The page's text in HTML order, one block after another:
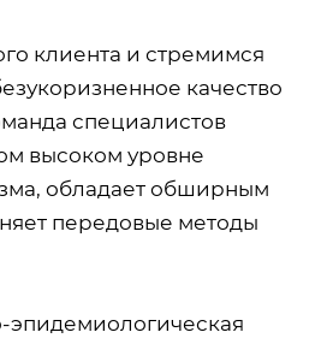
клиента и стремимся
качество
специалистов
высоком уровне
обладает обширным
передовые методы
эпидемиологическая